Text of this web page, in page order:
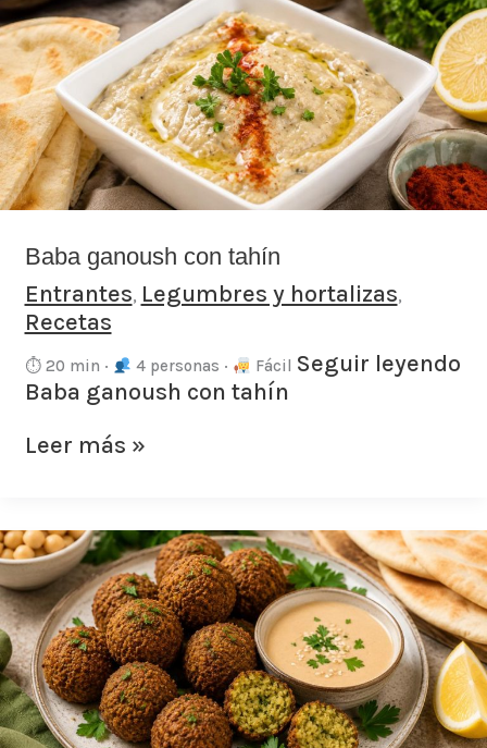
Baba ganoush con tahín
Entrantes, Legumbres y hortalizas,
Recetas
⏱ 20 min · 4 personas · Fácil Seguir leyendo
Baba ganoush con tahín
con
tahín
Leer más »
Falafel
de
garbanzos